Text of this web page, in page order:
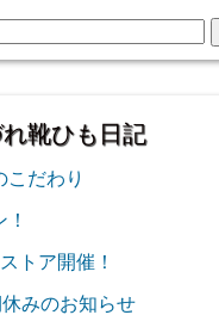
靴ひも日記
こだわり
トア開催！
みのお知らせ